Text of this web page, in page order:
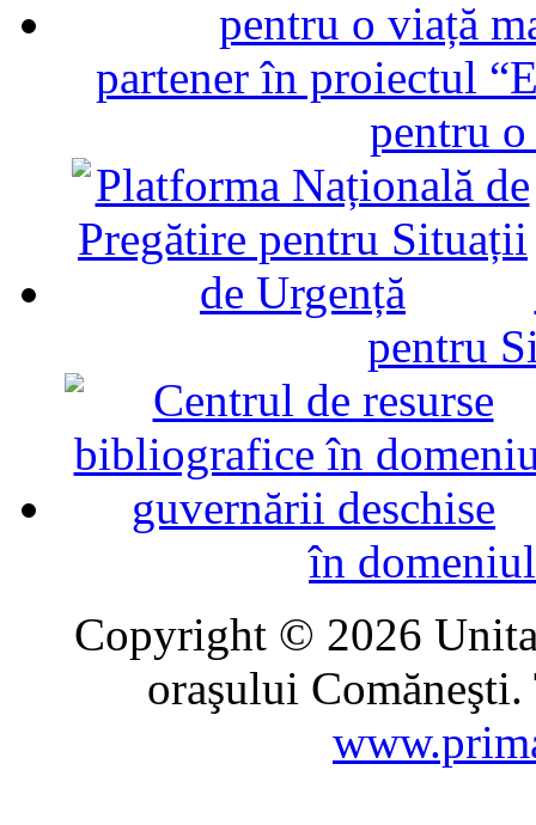
partener în proiectul
pentru
pentru
în
Copyright © 2026
oraşului